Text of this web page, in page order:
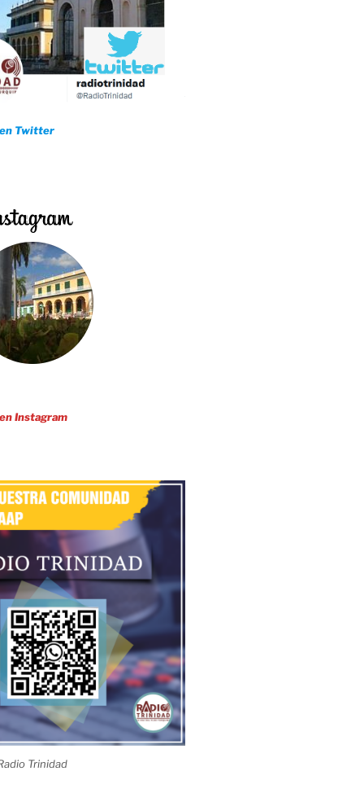
Ramón Gómez
Twitter
Instagram
Trinidad